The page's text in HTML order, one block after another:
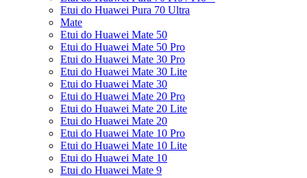
Etui do Huawei Pura 70 Ultra
Mate
Etui do Huawei Mate 50
Etui do Huawei Mate 50 Pro
Etui do Huawei Mate 30 Pro
Etui do Huawei Mate 30 Lite
Etui do Huawei Mate 30
Etui do Huawei Mate 20 Pro
Etui do Huawei Mate 20 Lite
Etui do Huawei Mate 20
Etui do Huawei Mate 10 Pro
Etui do Huawei Mate 10 Lite
Etui do Huawei Mate 10
Etui do Huawei Mate 9